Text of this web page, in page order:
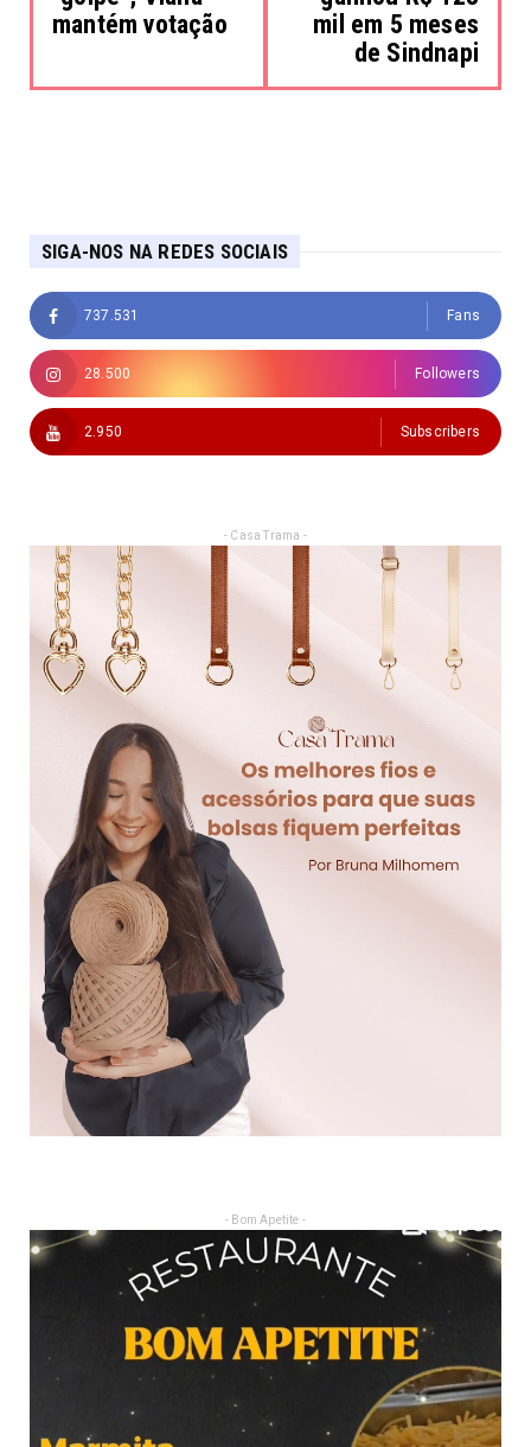
mantém votação
mil em 5 meses
de Sindnapi
SIGA-NOS NA REDES SOCIAIS
737.531 Fans
28.500 Followers
2.950 Subscribers
- Casa Trama -
- Bom Apetite -